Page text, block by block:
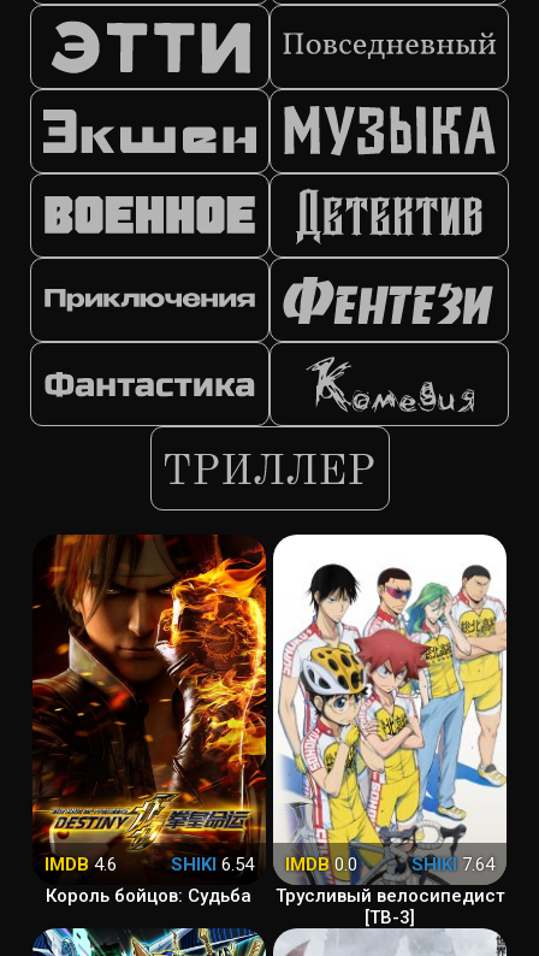
IMDB4.6 SHIKI 6.54
Король бойцов: Судьба
IMDB0.0 SHIKI 7.64
Трусливый велосипедист
[ТВ-3]